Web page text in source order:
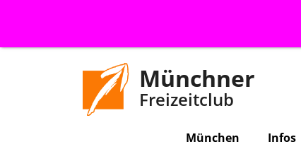
Münchner
Freizeitclub
München Infos